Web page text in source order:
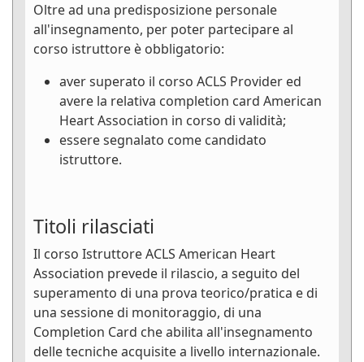
Oltre ad una predisposizione personale
all'insegnamento, per poter partecipare al
corso istruttore è obbligatorio:
aver superato il corso ACLS Provider ed
avere la relativa completion card American
Heart Association in corso di validità;
essere segnalato come candidato
istruttore.
Titoli rilasciati
Il corso Istruttore ACLS American Heart
Association prevede il rilascio, a seguito del
superamento di una prova teorico/pratica e di
una sessione di monitoraggio, di una
Completion Card che abilita all'insegnamento
delle tecniche acquisite a livello internazionale.